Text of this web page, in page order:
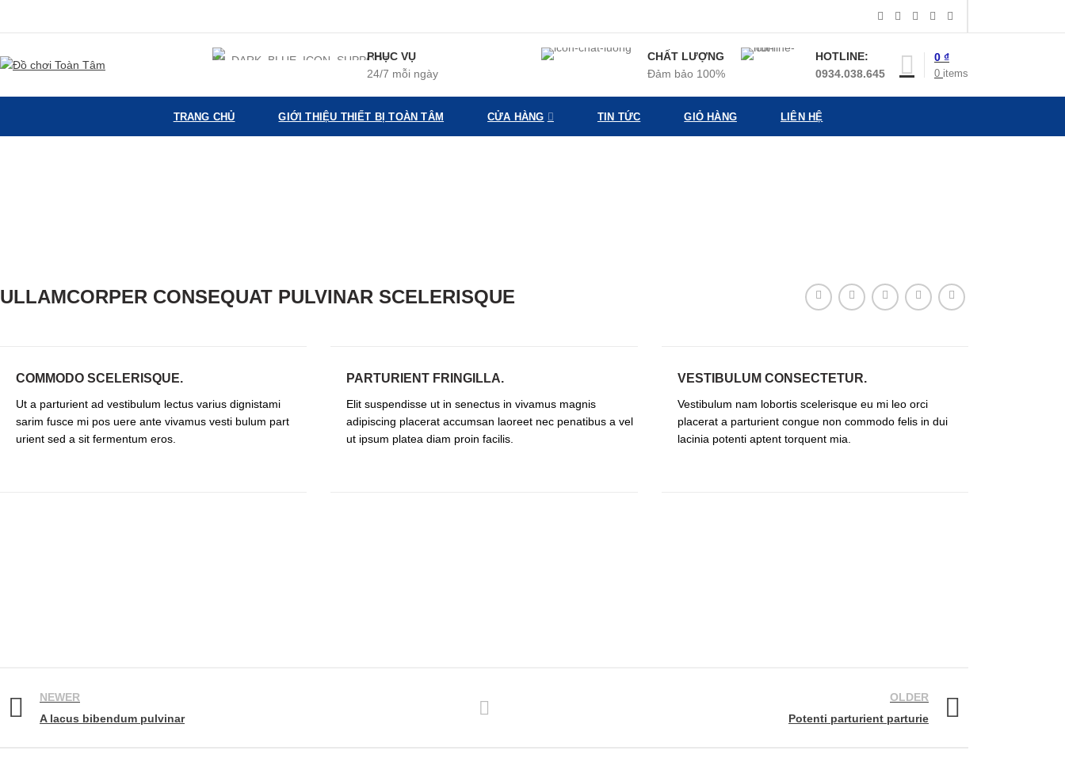
PHỤC VỤ
24/7 mỗi ngày
CHẤT LƯỢNG
Đảm bảo 100%
HOTLINE:
0934.038.645
0 items
0 ₫
TRANG CHỦ GIỚI THIỆU THIẾT BỊ TOÀN TÂM CỬA HÀNG TIN TỨC GIỎ HÀNG LIÊN HỆ
ULLAMCORPER CONSEQUAT PULVINAR SCELERISQUE
COMMODO SCELERISQUE.
Ut a parturient ad vestibulum lectus varius dignistami
sarim fusce mi pos uere ante vivamus vesti bulum part
urient sed a sit fermentum eros.
PARTURIENT FRINGILLA.
Elit suspendisse ut in senectus in vivamus magnis
adipiscing placerat accumsan laoreet nec penatibus a vel
ut ipsum platea diam proin facilis.
VESTIBULUM CONSECTETUR.
Vestibulum nam lobortis scelerisque eu mi leo orci
placerat a parturient congue non commodo felis in dui
lacinia potenti aptent torquent mia.
NEWER
A lacus bibendum pulvinar
OLDER
Potenti parturient parturie